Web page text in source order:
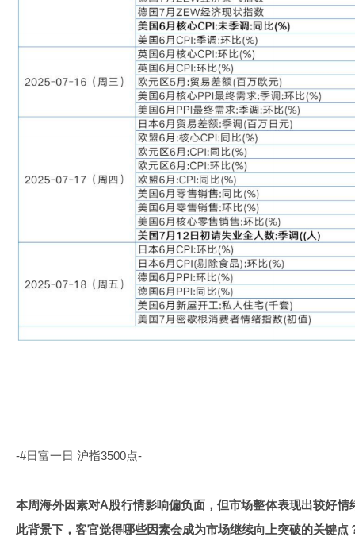
-#日富一日 沪指3500点-
本周海外因素对A股行情影响偏负面，但市场整体表现出较好情
此背景下，客官觉得哪些因素会成为市场继续向上突破的关键点